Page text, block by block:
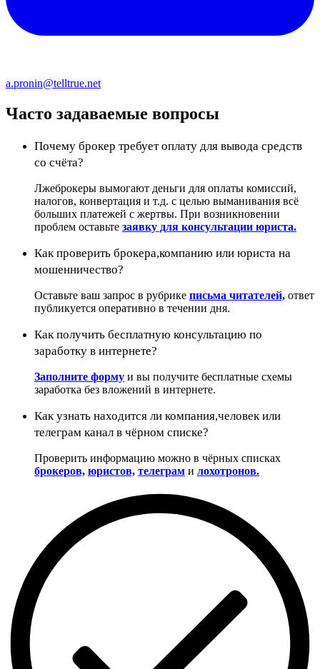
a.pronin@telltrue.net
Часто задаваемые вопросы
Почему брокер требует оплату для вывода средств
со счёта?
Лжеброкеры вымогают деньги для оплаты комиссий,
налогов, конвертация и т.д. с целью выманивания всё
больших платежей с жертвы. При возникновении
проблем оставьте заявку для консультации юриста.
Как проверить брокера,компанию или юриста на
мошенничество?
Оставьте ваш запрос в рубрике письма читателей, ответ
публикуется оперативно в течении дня.
Как получить бесплатную консультацию по
заработку в интернете?
Заполните форму и вы получите бесплатные схемы
заработка без вложений в интернете.
Как узнать находится ли компания,человек или
телеграм канал в чёрном списке?
Проверить информацию можно в чёрных списках
брокеров, юристов, телеграм и лохотронов.